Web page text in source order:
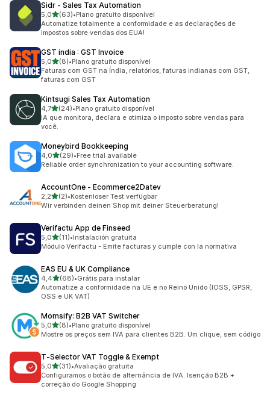
Sidr ‑ Sales Tax Automation
5,0de 5 estrelas
(63)
63 avaliações ao todo
•Plano gratuito disponível
Automatize totalmente a conformidade e as declarações de
impostos sobre vendas dos EUA!
GST india : GST Invoice
5,0de 5 estrelas
(8)
8 avaliações ao todo
•Plano gratuito disponível
Faturas com GST na Índia, relatórios, faturas indianas com GST,
faturas com GST
Kintsugi Sales Tax Automation
4,7de 5 estrelas
(24)
24 avaliações ao todo
•Plano gratuito disponível
IA que monitora, declara e otimiza o imposto sobre vendas para
você.
Moneybird Bookkeeping
4,0de 5 estrelas
(29)
29 avaliações ao todo
•Free trial available
Reliable order synchronization to your accounting software.
AccountOne ‑ Ecommerce2Datev
2,2de 5 estrelas
(2)
2 avaliações ao todo
•Kostenloser Test verfügbar
Wir verbinden deinen Shop mit deiner Steuerberatung!
Verifactu App de Finseed
5,0de 5 estrelas
(11)
11 avaliações ao todo
•Instalación gratuita
Módulo Verifactu - Emite facturas y cumple con la normativa
EAS EU & UK Compliance
4,4de 5 estrelas
(68)
68 avaliações ao todo
•Grátis para instalar
Automatize a conformidade na UE e no Reino Unido (IOSS, GPSR,
OSS e UK VAT)
Momsify: B2B VAT Switcher
5,0de 5 estrelas
(8)
8 avaliações ao todo
•Plano gratuito disponível
Mostre os preços sem IVA para clientes B2B. Um clique, sem código
T‑Selector VAT Toggle & Exempt
5,0de 5 estrelas
(31)
31 avaliações ao todo
•Avaliação gratuita
Configuramos o botão de alternância de IVA. Isenção B2B +
correção do Google Shopping